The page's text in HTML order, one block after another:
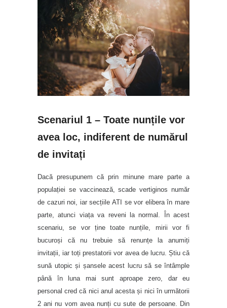
Scenariul 1 – Toate nunțile vor
avea loc, indiferent de numărul
de invitați
Dacă presupunem că prin minune mare parte a
populației se vaccinează, scade vertiginos număr
de cazuri noi, iar secțiile ATI se vor elibera în mare
parte, atunci viața va reveni la normal. În acest
scenariu, se vor ține toate nunțile, mirii vor fi
bucuroși că nu trebuie să renunțe la anumiți
invitații, iar toți prestatorii vor avea de lucru. Știu că
sună utopic și șansele acest lucru să se întâmple
până în luna mai sunt aproape zero, dar eu
personal cred că nici anul acesta și nici în următorii
2 ani nu vom avea nunți cu sute de persoane. Din